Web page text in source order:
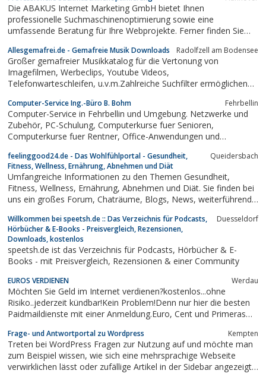
Die ABAKUS Internet Marketing GmbH bietet Ihnen
professionelle Suchmaschinenoptimierung sowie eine
umfassende Beratung für Ihre Webprojekte. Ferner finden Sie
gängige SEO-Tools sowie das größte deutschsprachige Forum
für Suchmaschinenoptimierung.
Allesgemafrei.de - Gemafreie Musik Downloads Radolfzell am Bodensee
Großer gemafreier Musikkatalog für die Vertonung von
Imagefilmen, Werbeclips, Youtube Videos,
Telefonwarteschleifen, u.v.m.Zahlreiche Suchfilter ermöglichen
Projekt integrieren lassen.5 übersichtliche Lizenzmodelle stehen
zur Verfügung und decken alle...
Computer-Service Ing.-Büro B. Bohm Fehrbellin
Computer-Service in Fehrbellin und Umgebung. Netzwerke und
Zubehör, PC-Schulung, Computerkurse fuer Senioren,
Computerkurse fuer Rentner, Office-Anwendungen und
Druckerleihe, Laserdrucker, Faxgeraete, Farblaserdrucker,
Multifunktionsgeraete, Datenrettung,...
feelinggood24.de - Das Wohlfühlportal - Gesundheit,
Fitness, Wellness, Ernährung, Abnehmen und Diät
Queidersbach
Umfangreiche Informationen zu den Themen Gesundheit,
Fitness, Wellness, Ernährung, Abnehmen und Diät. Sie finden bei
uns ein großes Forum, Chaträume, Blogs, News, weiterführende
Rauchstop-Ticker.
Willkommen bei speetsh.de :: Das Verzeichnis für Podcasts,
Hörbücher & E-Books - Preisvergleich, Rezensionen,
Downloads, kostenlos
Duesseldorf
speetsh.de ist das Verzeichnis für Podcasts, Hörbücher & E-
Books - mit Preisvergleich, Rezensionen & einer Community
EUROS VERDIENEN Werdau
Möchten Sie Geld im Internet verdienen?kostenlos...ohne
Risiko..jederzeit kündbar!Kein Problem!Denn nur hier die besten
Paidmaildienste mit einer Anmeldung.Euro, Cent und Primeras
Frage- und Antwortportal zu Wordpress Kempten
Treten bei WordPress Fragen zur Nutzung auf und möchte man
zum Beispiel wissen, wie sich eine mehrsprachige Webseite
verwirklichen lässt oder zufällige Artikel in der Sidebar angezeigt